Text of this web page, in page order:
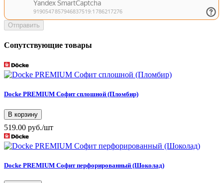
Отправить
Сопутствующие товары
Docke PREMIUM Софит сплошной (Пломбир)
В корзину
519.00 руб./шт
Docke PREMIUM Софит перфорированный (Шоколад)